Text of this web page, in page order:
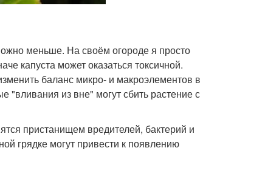
меньше. На своём огороде я просто
капуста может оказаться токсичной.
баланс микро- и макроэлементов в
"вливания из вне" могут сбить растение с
пристанищем вредителей, бактерий и
грядке могут привести к появлению